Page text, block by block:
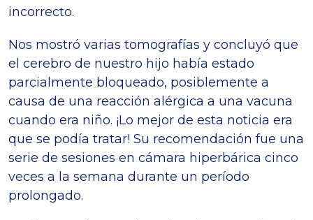
incorrecto.
Nos mostró varias tomografías y concluyó que
el cerebro de nuestro hijo había estado
parcialmente bloqueado, posiblemente a
causa de una reacción alérgica a una vacuna
cuando era niño. ¡Lo mejor de esta noticia era
que se podía tratar! Su recomendación fue una
serie de sesiones en cámara hiperbárica cinco
veces a la semana durante un período
prolongado.